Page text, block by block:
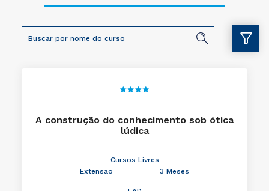
A construção do conhecimento sob ótica
lúdica
Cursos Livres
Extensão
3 Meses